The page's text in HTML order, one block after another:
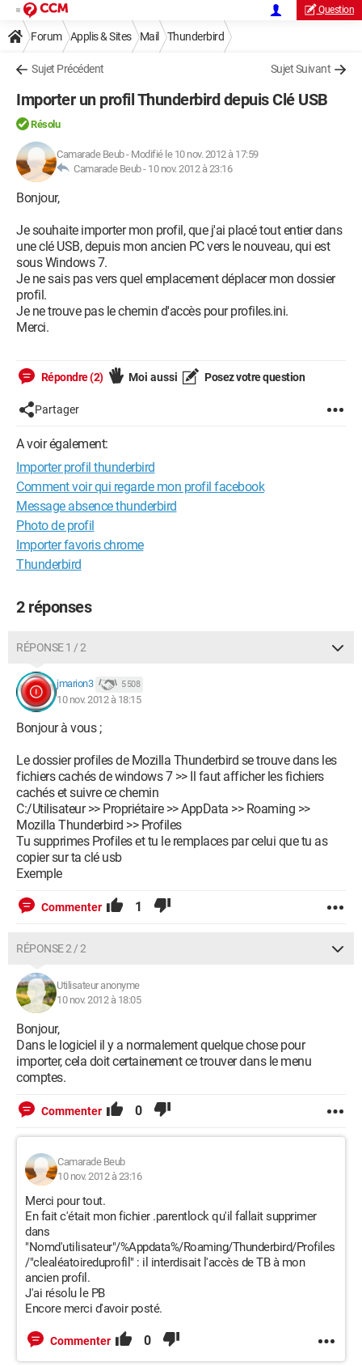
Question
Forum Applis & Sites Mail Thunderbird
Sujet Précédent Sujet Suivant
Importer un profil Thunderbird depuis Clé USB
Résolu
Camarade Beub- Modifié le 10 nov. 2012 à 17:59
Camarade Beub - 10 nov. 2012 à 23:16
Bonjour,
Je souhaite importer mon profil, que j'ai placé tout entier dans
une clé USB, depuis mon ancien PC vers le nouveau, qui est
sous Windows 7.
Je ne sais pas vers quel emplacement déplacer mon dossier
profil.
Je ne trouve pas le chemin d'accès pour profiles.ini.
Merci.
Répondre (2) Moi aussi Posez votre question
Partager
A voir également:
Importer profil thunderbird
Comment voir qui regarde mon profil facebook
Message absence thunderbird
Photo de profil
Importer favoris chrome
Thunderbird
2 réponses
RÉPONSE 1 / 2
jmarion3 5 508
10 nov. 2012 à 18:15
Bonjour à vous ;
Le dossier profiles de Mozilla Thunderbird se trouve dans les
fichiers cachés de windows 7 >> Il faut afficher les fichiers
cachés et suivre ce chemin
C:/Utilisateur >> Propriétaire >> AppData >> Roaming >>
Mozilla Thunderbird >> Profiles
Tu supprimes Profiles et tu le remplaces par celui que tu as
copier sur ta clé usb
Exemple
Commenter 1
RÉPONSE 2 / 2
Utilisateur anonyme
10 nov. 2012 à 18:05
Bonjour,
Dans le logiciel il y a normalement quelque chose pour
importer, cela doit certainement ce trouver dans le menu
comptes.
Commenter 0
Camarade Beub
10 nov. 2012 à 23:16
Merci pour tout.
En fait c'était mon fichier .parentlock qu'il fallait supprimer
dans
"Nomd'utilisateur"/%Appdata%/Roaming/Thunderbird/Profiles
/"clealéatoireduprofil" : il interdisait l'accès de TB à mon
ancien profil.
J'ai résolu le PB
Encore merci d'avoir posté.
Commenter 0